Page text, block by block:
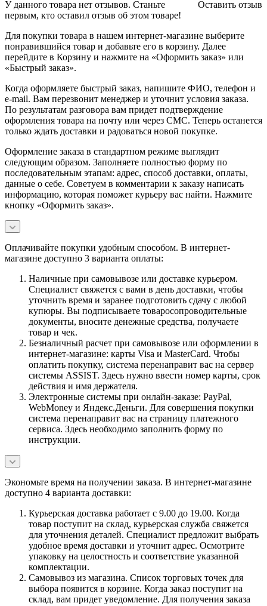
Оставить отзыв
У данного товара нет отзывов. Станьте
первым, кто оставил отзыв об этом товаре!
Для покупки товара в нашем интернет-магазине выберите
понравившийся товар и добавьте его в корзину. Далее
перейдите в Корзину и нажмите на «Оформить заказ» или
«Быстрый заказ».
Когда оформляете быстрый заказ, напишите ФИО, телефон и
e-mail. Вам перезвонит менеджер и уточнит условия заказа.
По результатам разговора вам придет подтверждение
оформления товара на почту или через СМС. Теперь останется
только ждать доставки и радоваться новой покупке.
Оформление заказа в стандартном режиме выглядит
следующим образом. Заполняете полностью форму по
последовательным этапам: адрес, способ доставки, оплаты,
данные о себе. Советуем в комментарии к заказу написать
информацию, которая поможет курьеру вас найти. Нажмите
кнопку «Оформить заказ».
Оплачивайте покупки удобным способом. В интернет-
магазине доступно 3 варианта оплаты:
Наличные при самовывозе или доставке курьером.
Специалист свяжется с вами в день доставки, чтобы
уточнить время и заранее подготовить сдачу с любой
купюры. Вы подписываете товаросопроводительные
документы, вносите денежные средства, получаете
товар и чек.
Безналичный расчет при самовывозе или оформлении в
интернет-магазине: карты Visa и MasterCard. Чтобы
оплатить покупку, система перенаправит вас на сервер
системы ASSIST. Здесь нужно ввести номер карты, срок
действия и имя держателя.
Электронные системы при онлайн-заказе: PayPal,
WebMoney и Яндекс.Деньги. Для совершения покупки
система перенаправит вас на страницу платежного
сервиса. Здесь необходимо заполнить форму по
инструкции.
Экономьте время на получении заказа. В интернет-магазине
доступно 4 варианта доставки:
Курьерская доставка работает с 9.00 до 19.00. Когда
товар поступит на склад, курьерская служба свяжется
для уточнения деталей. Специалист предложит выбрать
удобное время доставки и уточнит адрес. Осмотрите
упаковку на целостность и соответствие указанной
комплектации.
Самовывоз из магазина. Список торговых точек для
выбора появится в корзине. Когда заказ поступит на
склад, вам придет уведомление. Для получения заказа